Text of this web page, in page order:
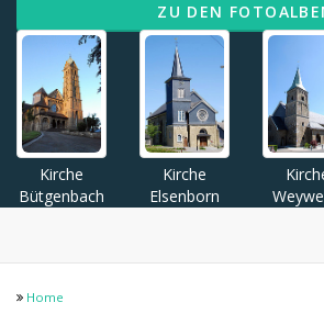
ZU DEN
Kirche
Bütgenbach
Kirche
Elsenborn
Home